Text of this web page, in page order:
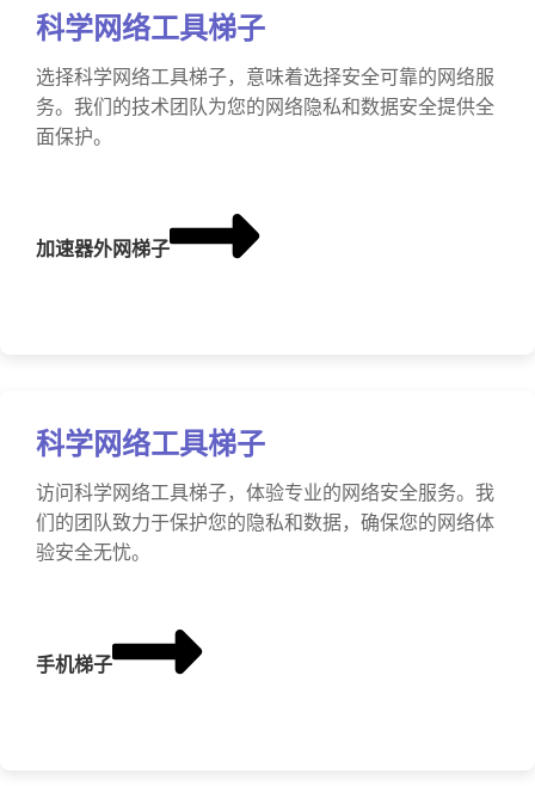
科学网络工具梯子
选择科学网络工具梯子，意味着选择安全可靠的网络服
务。我们的技术团队为您的网络隐私和数据安全提供全
面保护。
加速器外网梯子
科学网络工具梯子
访问科学网络工具梯子，体验专业的网络安全服务。我
们的团队致力于保护您的隐私和数据，确保您的网络体
验安全无忧。
手机梯子